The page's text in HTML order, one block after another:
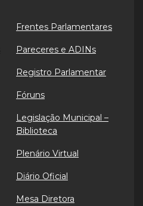
Frentes Parlamentares
Pareceres e ADINs
Registro Parlamentar
Fóruns
Legislação Municipal –
Biblioteca
Plenário Virtual
Diário Oficial
Mesa Diretora